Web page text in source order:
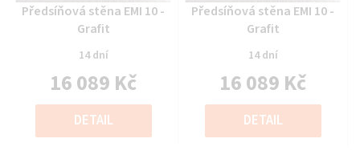
Průměrné
hodnocení
produktu
je
0,0
5
hvězdiček.
Předsíňová stěna EMI 10 -
Grafit
14 dní
16 089 Kč
Měrná
cena:
DETAIL
Průměrné
hodnocení
produktu
je
0,0
5
hvězdiček.
Předsíňová stěna EMI 10 -
Grafit
14 dní
16 089 Kč
Měrná
cena:
DETAIL